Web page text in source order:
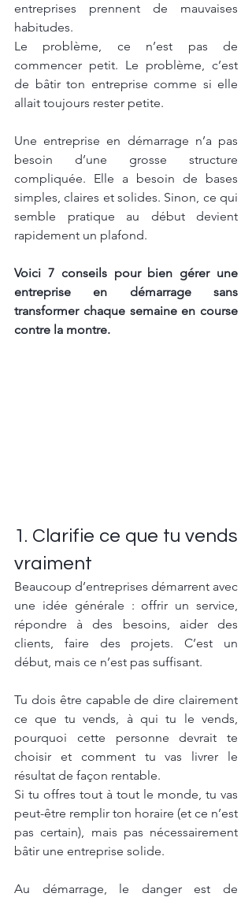
entreprises prennent de mauvaises
habitudes.
Le problème, ce n’est pas de
commencer petit. Le problème, c’est
de bâtir ton entreprise comme si elle
allait toujours rester petite.
Une entreprise en démarrage n’a pas
besoin d’une grosse structure
compliquée. Elle a besoin de bases
simples, claires et solides. Sinon, ce qui
semble pratique au début devient
rapidement un plafond.
Voici 7 conseils pour bien gérer une
entreprise en démarrage sans
transformer chaque semaine en course
contre la montre.
1. Clarifie ce que tu vends
vraiment
Beaucoup d’entreprises démarrent avec
une idée générale : offrir un service,
répondre à des besoins, aider des
clients, faire des projets. C’est un
début, mais ce n’est pas suffisant.
Tu dois être capable de dire clairement
ce que tu vends, à qui tu le vends,
pourquoi cette personne devrait te
choisir et comment tu vas livrer le
résultat de façon rentable.
Si tu offres tout à tout le monde, tu vas
peut-être remplir ton horaire (et ce n’est
pas certain), mais pas nécessairement
bâtir une entreprise solide.
Au démarrage, le danger est de